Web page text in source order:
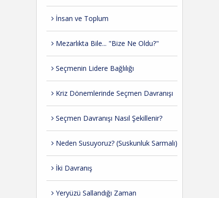
İnsan ve Toplum
Mezarlıkta Bile... "Bize Ne Oldu?"
Seçmenin Lidere Bağlılığı
Kriz Dönemlerinde Seçmen Davranışı
Seçmen Davranışı Nasıl Şekillenir?
Neden Susuyoruz? (Suskunluk Sarmalı)
İki Davranış
Yeryüzü Sallandığı Zaman